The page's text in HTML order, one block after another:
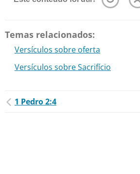
Temas relacionados:
Versículos sobre oferta
Versículos sobre Sacrifício
1 Pedro 2:4